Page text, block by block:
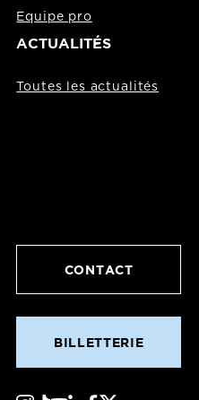
Equipe pro
ACTUALITÉS
Toutes les actualités
CONTACT
BILLETTERIE